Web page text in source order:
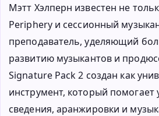
Мэтт Хэлперн известен не
Periphery и сессионный
преподаватель, уделяющий
развитию музыкантов и
Signature Pack 2 создан как
инструмент, который помогает
сведения, аранжировки и